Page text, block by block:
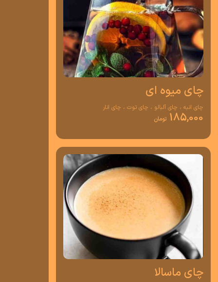
چای میوه ای
چای انبه ، چای آلبالو ، چای توت ، چای انار
185,000 تومان
چای ماسالا